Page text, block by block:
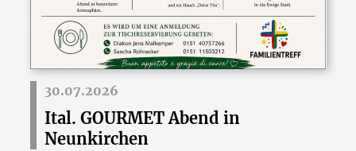
30.07.2026
Ital. GOURMET Abend in
Neunkirchen